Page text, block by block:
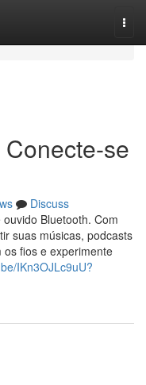
se
Discuss
Bluetooth. Com
suas músicas, podcasts
fios e experimente
IKn3OJLc9uU?